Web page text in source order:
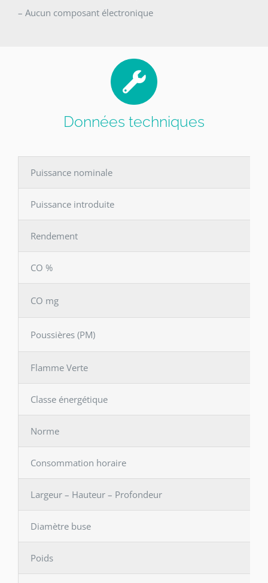
– Aucun composant électronique
Données techniques
Puissance nominale
Puissance introduite
Rendement
CO %
CO mg
Poussières (PM)
Flamme Verte
Classe énergétique
Norme
Consommation horaire
Largeur – Hauteur – Profondeur
Diamètre buse
Poids